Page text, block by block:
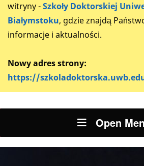
witryny -Szkoły Doktorskiej
Białymstoku, gdzie znajdą
informacje i aktualności.
Nowy adres strony:
https://
Open